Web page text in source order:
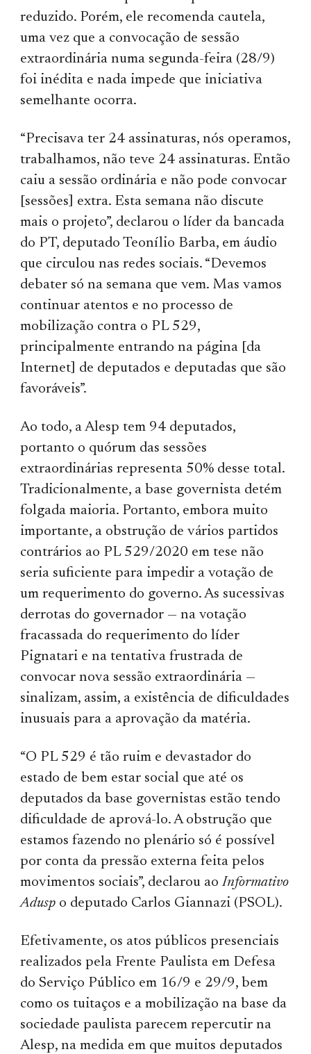
reduzido. Porém, ele recomenda cautela,
uma vez que a convocação de sessão
extraordinária numa segunda-feira (28/9)
foi inédita e nada impede que iniciativa
semelhante ocorra.
“Precisava ter 24 assinaturas, nós operamos,
trabalhamos, não teve 24 assinaturas. Então
caiu a sessão ordinária e não pode convocar
[sessões] extra. Esta semana não discute
mais o projeto”, declarou o líder da bancada
do PT, deputado Teonílio Barba, em áudio
que circulou nas redes sociais. “Devemos
debater só na semana que vem. Mas vamos
continuar atentos e no processo de
mobilização contra o PL 529,
principalmente entrando na página [da
Internet] de deputados e deputadas que são
favoráveis”.
Ao todo, a Alesp tem 94 deputados,
portanto o quórum das sessões
extraordinárias representa 50% desse total.
Tradicionalmente, a base governista detém
folgada maioria. Portanto, embora muito
importante, a obstrução de vários partidos
contrários ao PL 529/2020 em tese não
seria suficiente para impedir a votação de
um requerimento do governo. As sucessivas
derrotas do governador — na votação
fracassada do requerimento do líder
Pignatari e na tentativa frustrada de
convocar nova sessão extraordinária —
sinalizam, assim, a existência de dificuldades
inusuais para a aprovação da matéria.
“O PL 529 é tão ruim e devastador do
estado de bem estar social que até os
deputados da base governistas estão tendo
dificuldade de aprová-lo. A obstrução que
estamos fazendo no plenário só é possível
por conta da pressão externa feita pelos
movimentos sociais”, declarou aoInformativo
Adusp o deputado Carlos Giannazi (PSOL).
Efetivamente, os atos públicos presenciais
realizados pela Frente Paulista em Defesa
do Serviço Público em 16/9 e 29/9, bem
como os tuitaços e a mobilização na base da
sociedade paulista parecem repercutir na
Alesp, na medida em que muitos deputados